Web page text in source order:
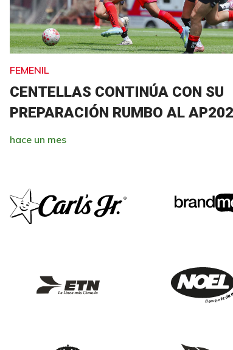
FEMENIL
CENTELLAS CONTINÚA CON SU
PREPARACIÓN RUMBO AL
hace un mes